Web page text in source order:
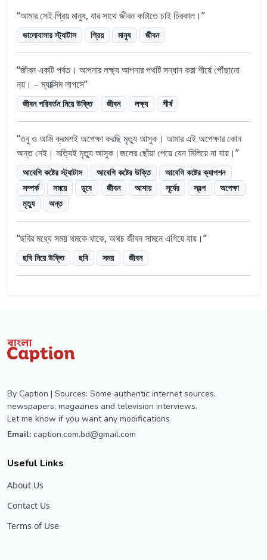
আমার সেই প্রিয় মানুষ, যার সাথে জীবন কাটাতে চাই চিরকাল।
ভালোবাসার স্ট্যাটাস প্রিয় মানুষ জীবন
জীবন একটি পর্বত। আপনার লক্ষ্য আপনার পথটি সন্ধান করা শীর্ষে পৌঁছানো
নয়। – ম্যাক্সিম লাগসে
জীবন পরিবর্তন নিয়ে উক্তি জীবন লক্ষ্য শীর্ষ
তবু ও আমি ক্রমশই অপেক্ষা করছি মৃত্যু আসুক। আমার এই অপেক্ষার কোন
অন্ত নেই। সত্যিই মৃত্যু আসুক।জলের ছোঁয়া পেয়ে যেন মিলিয়ে না যায়।
আবেগি কষ্টের স্ট্যাটাস আবেগি কষ্টের উক্তি
আবেগি কষ্টের ক্যাপশন
সম্পর্ক
সময়ে ডুবে জীবন আশায় সূর্যের স্বল্প
অপেক্ষা
মৃত্যু
অন্ত
ছবির মধ্যে সময় থমকে থাকে, অথচ জীবন সামনে এগিয়ে যায়।
ছবি নিয়ে উক্তি ছবি সময় জীবন
By Caption | Sources: Some authentic internet sources,
newspapers, magazines and television interviews.
Let me know if you want any modifications
Email: caption.com.bd@gmail.com
Useful Links
About Us
Contact Us
Terms of Use